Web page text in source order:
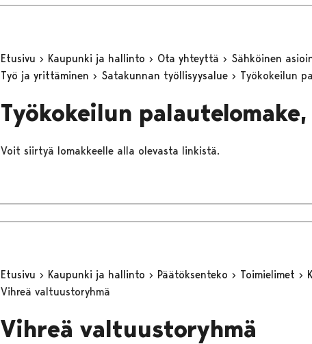
Etusivu Kaupunki ja hallinto Ota yhteyttä
Sähköinen
Työ ja yrittäminen
Satakunnan työllisyysalue Työkokeilun
Työkokeilun
Voit siirtyä lomakkeelle alla olevasta linkistä.
Etusivu Kaupunki ja hallinto Päätöksenteko Toimielimet
Vihreä valtuustoryhmä
Vihreä valtuustoryhmä